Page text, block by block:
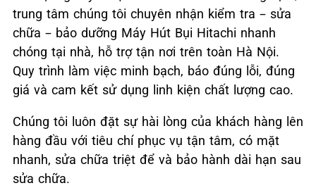
trung tâm chúng tôi chuyên nhận kiểm tra – sửa
chữa – bảo dưỡng Máy Hút Bụi Hitachi nhanh
chóng tại nhà, hỗ trợ tận nơi trên toàn Hà Nội.
Quy trình làm việc minh bạch, báo đúng lỗi, đúng
giá và cam kết sử dụng linh kiện chất lượng cao.
Chúng tôi luôn đặt sự hài lòng của khách hàng lên
hàng đầu với tiêu chí phục vụ tận tâm, có mặt
nhanh, sửa chữa triệt để và bảo hành dài hạn sau
sửa chữa.